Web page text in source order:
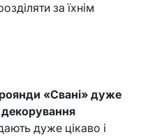
за їхнім
«Свані» дуже
дуже цікаво і